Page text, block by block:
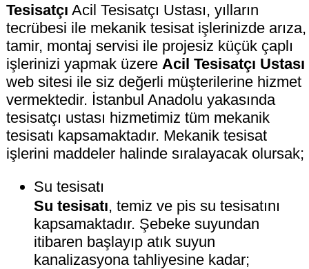
Tesisatçı Acil Tesisatçı Ustası, yılların
tecrübesi ile mekanik tesisat işlerinizde arıza,
tamir, montaj servisi ile projesiz küçük çaplı
işlerinizi yapmak üzere Acil Tesisatçı Ustası
web sitesi ile siz değerli müşterilerine hizmet
vermektedir. İstanbul Anadolu yakasında
tesisatçı ustası hizmetimiz tüm mekanik
tesisatı kapsamaktadır. Mekanik tesisat
işlerini maddeler halinde sıralayacak olursak;
Su tesisatı
Su tesisatı, temiz ve pis su tesisatını
kapsamaktadır. Şebeke suyundan
itibaren başlayıp atık suyun
kanalizasyona tahliyesine kadar;